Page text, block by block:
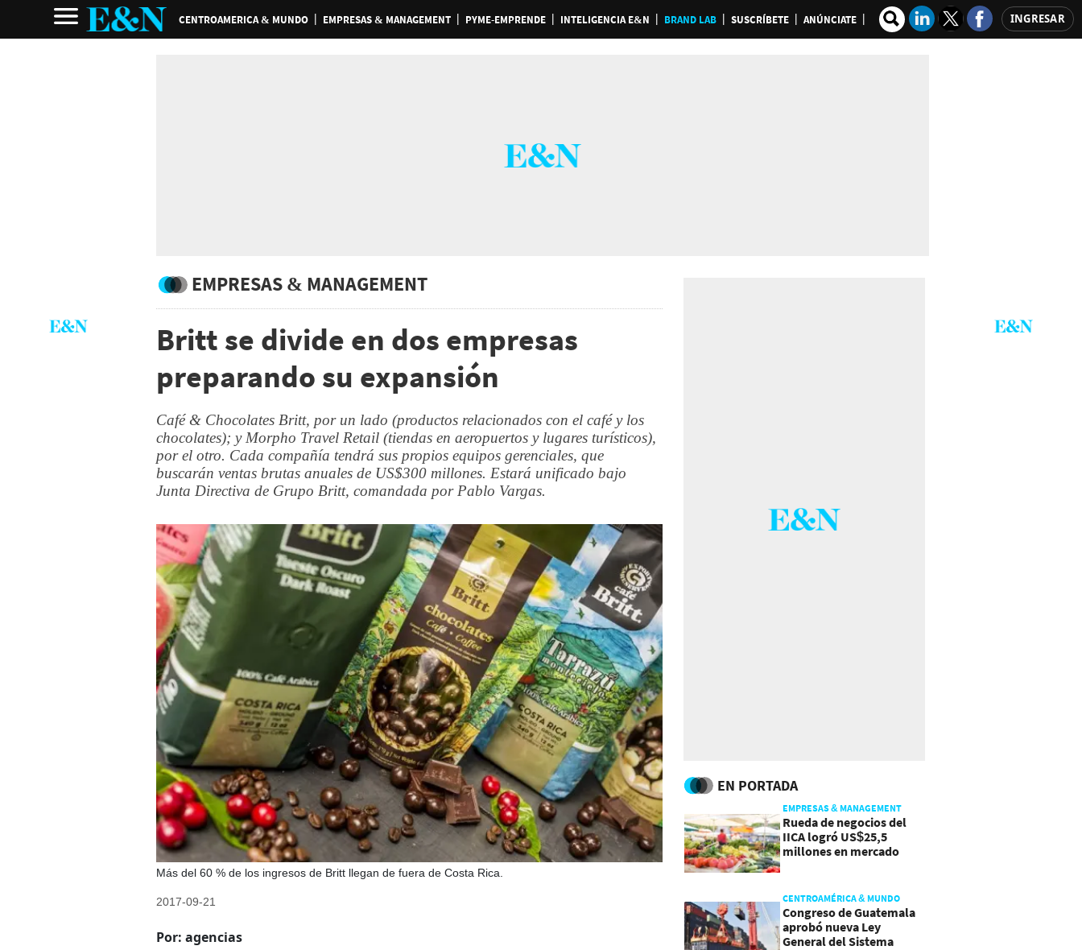
CENTROAMERICA & MUNDO EMPRESAS & MANAGEMENT PYME-EMPRENDE INTELIGENCIA E&N BRAND LAB SUSCRÍBETE ANÚNCIATE INGRESAR
EMPRESAS & MANAGEMENT
Britt se divide en dos empresas
preparando su expansión
Café & Chocolates Britt, por un lado (productos relacionados con el café y los
chocolates); y Morpho Travel Retail (tiendas en aeropuertos y lugares turísticos),
por el otro. Cada compañía tendrá sus propios equipos gerenciales, que
buscarán ventas brutas anuales de US$300 millones. Estará unificado bajo
Junta Directiva de Grupo Britt, comandada por Pablo Vargas.
Más del 60 % de los ingresos de Britt llegan de fuera de Costa Rica.
2017-09-21
Por: agencias
EN PORTADA
EMPRESAS & MANAGEMENT
Rueda de negocios del
IICA logró US$25,5
millones en mercado
CENTROAMÉRICA & MUNDO
Congreso de Guatemala
aprobó nueva Ley
General del Sistema